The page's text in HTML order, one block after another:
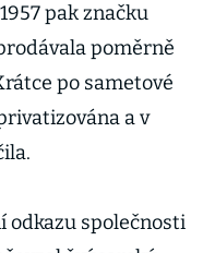
pak značku
poměrně
po sametové
a v
odkazu společnosti